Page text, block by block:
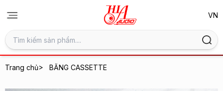
Trang chủ> BĂNG CASSETTE